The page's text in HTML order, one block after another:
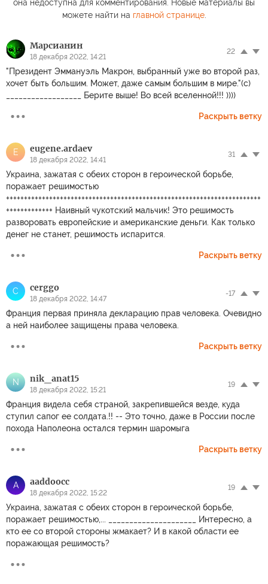
она недоступна для комментирования. Новые материалы вы
можете найти на главной странице.
Марсианин
18 декабря 2022, 14:21
22
"Президент Эммануэль Макрон, выбранный уже во второй раз,
хочет быть большим. Может, даже самым большим в мире."(с)
__________________ Берите выше! Во всей вселенной!!! ))))
Раскрыть ветку
E eugene.ardaev
18 декабря 2022, 14:41
31
Украина, зажатая с обеих сторон в героической борьбе,
поражает решимостью
+++++++++++++++++++++++++++++++++++++++++++++++++++++++++++++++++++++++
+++++++++++++ Наивный чукотский мальчик! Это решимость
разворовать европейские и американские деньги. Как только
денег не станет, решимость испарится.
Раскрыть ветку
C cerggo
18 декабря 2022, 14:47
-17
Франция первая приняла декларацию прав человека. Очевидно
а ней наиболее защищены права человека.
Раскрыть ветку
N nik_anat15
18 декабря 2022, 15:21
19
Франция видела себя страной, закрепившейся везде, куда
ступил сапог ее солдата.!! -- Это точно, даже в России после
похода Наполеона остался термин шаромыга
Раскрыть ветку
A aaddoocc
18 декабря 2022, 15:22
19
Украина, зажатая с обеих сторон в героической борьбе,
поражает решимостью,... _____________________ Интересно, а
кто ее со второй стороны жмакает? И в какой области ее
поражающая решимость?